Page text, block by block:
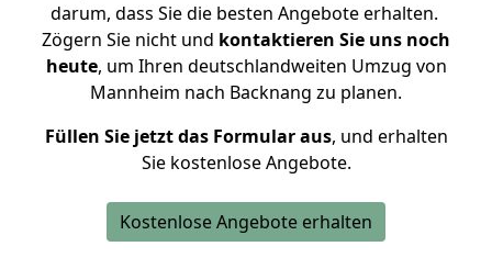
darum, dass Sie die besten Angebote erhalten.
Zögern Sie nicht und kontaktieren Sie uns noch
heute, um Ihren deutschlandweiten Umzug von
Mannheim nach Backnang zu planen.
Füllen Sie jetzt das Formular aus, und erhalten
Sie kostenlose Angebote.
Kostenlose Angebote erhalten